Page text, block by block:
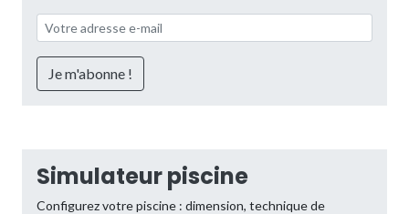
Simulateur piscine
Configurez votre piscine : dimension, technique de